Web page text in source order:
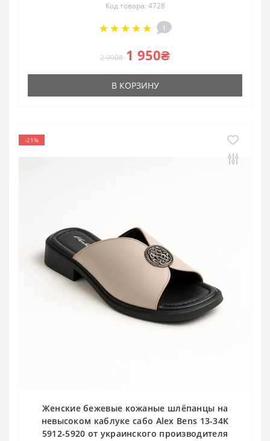
Код товара: 4728
1
2 990₴ 1 950₴
В КОРЗИНУ
-21%
Женские бежевые кожаные шлёпанцы на
невысоком каблуке сабо Alex Bens 13-34K
5912-5920 от украинского производителя